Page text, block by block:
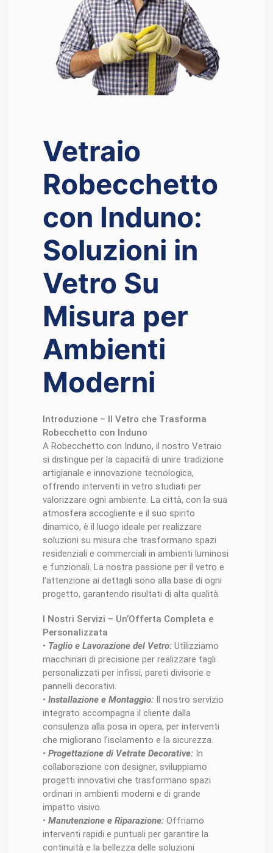
Vetraio
Robecchetto
con Induno:
Soluzioni in
Vetro Su
Misura per
Ambienti
Moderni
Introduzione – Il Vetro che Trasforma
Robecchetto con Induno
A Robecchetto con Induno, il nostro Vetraio
si distingue per la capacità di unire tradizione
artigianale e innovazione tecnologica,
offrendo interventi in vetro studiati per
valorizzare ogni ambiente. La città, con la sua
atmosfera accogliente e il suo spirito
dinamico, è il luogo ideale per realizzare
soluzioni su misura che trasformano spazi
residenziali e commerciali in ambienti luminosi
e funzionali. La nostra passione per il vetro e
l’attenzione ai dettagli sono alla base di ogni
progetto, garantendo risultati di alta qualità.
I Nostri Servizi – Un’Offerta Completa e
Personalizzata
• Taglio e Lavorazione del Vetro: Utilizziamo
macchinari di precisione per realizzare tagli
personalizzati per infissi, pareti divisorie e
pannelli decorativi.
• Installazione e Montaggio: Il nostro servizio
integrato accompagna il cliente dalla
consulenza alla posa in opera, per interventi
che migliorano l’isolamento e la sicurezza.
• Progettazione di Vetrate Decorative: In
collaborazione con designer, sviluppiamo
progetti innovativi che trasformano spazi
ordinari in ambienti moderni e di grande
impatto visivo.
• Manutenzione e Riparazione: Offriamo
interventi rapidi e puntuali per garantire la
continuità e la bellezza delle soluzioni